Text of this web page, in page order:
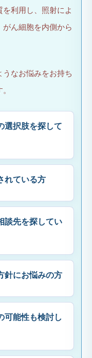
利用し、照射によ
ん細胞を内側から
なお悩みをお持ち
選択肢を探して
れている方
談先を探してい
針にお悩みの方
可能性も検討し